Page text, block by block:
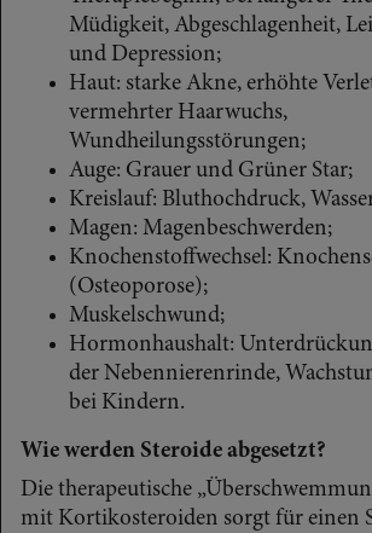
Müdigkeit, Abgeschlagenheit,
und Depression;
Haut: starke Akne, erhöhte
vermehrter Haarwuchs,
Wundheilungsstörungen;
Auge: Grauer und Grüner Star;
Kreislauf: Bluthochdruck,
Magen: Magenbeschwerden;
Knochenstoffwechsel:
(Osteoporose);
Muskelschwund;
Hormonhaushalt:
der Nebennierenrinde,
bei Kindern.
Wie werden Steroide abgesetzt?
Die therapeutische
mit Kortikosteroiden sorgt für einen